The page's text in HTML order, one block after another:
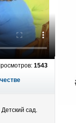
1543
сад.